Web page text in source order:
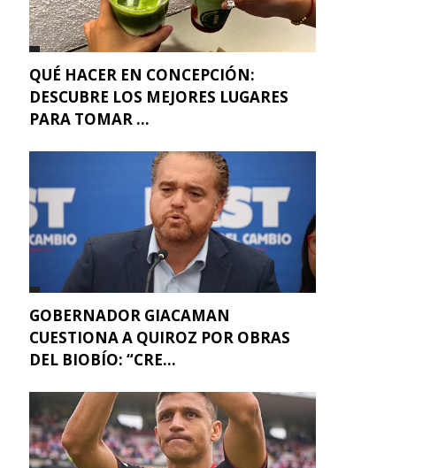
QUÉ HACER EN CONCEPCIÓN:
DESCUBRE LOS MEJORES LUGARES
PARA TOMAR ...
GOBERNADOR GIACAMAN
CUESTIONA A QUIROZ POR OBRAS
DEL BIOBÍO: “CRE...